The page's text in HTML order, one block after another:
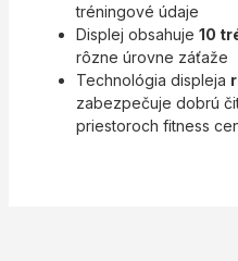
tréningové údaje
Displej obsahuje 10
rôzne úrovne záťaže
Technológia displeja
zabezpečuje dobrú
priestoroch fitness